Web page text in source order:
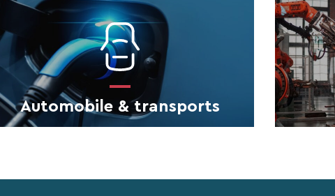
Automobile & transports